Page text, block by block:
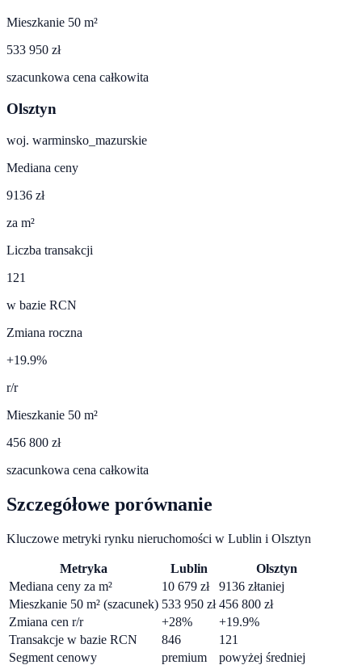
Mieszkanie 50 m²
533 950 zł
szacunkowa cena całkowita
Olsztyn
woj. warminsko_mazurskie
Mediana ceny
9136 zł
za m²
Liczba transakcji
121
w bazie RCN
Zmiana roczna
+19.9%
r/r
Mieszkanie 50 m²
456 800 zł
szacunkowa cena całkowita
Szczegółowe porównanie
Kluczowe metryki rynku nieruchomości w Lublin i Olsztyn
Metryka Lublin
Olsztyn
Mediana ceny za m²
10 679 zł 9136 złtaniej
Mieszkanie 50 m² (szacunek) 533 950 zł 456 800 zł
Zmiana cen r/r
+28% +19.9%
Transakcje w bazie RCN
846
121
Segment cenowy
premium
powyżej średniej